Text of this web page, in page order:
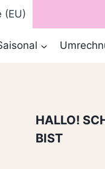
(EU)
HALLO!
BIST